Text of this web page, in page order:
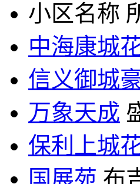
小区名称
中海康城
信义御城
万象天成
保利上城
国展苑 布